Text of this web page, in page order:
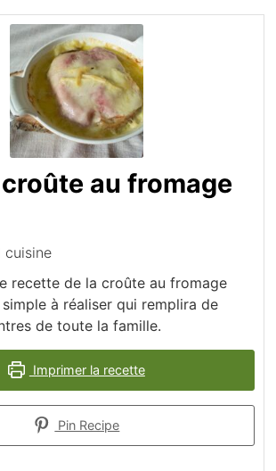
au fromage
cuisine
recette de la croûte au fromage
à réaliser qui remplira de
de toute la famille.
Imprimer la recette
Pin Recipe